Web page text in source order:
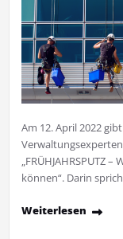
Am 12. April 2022
„FRÜHJAHRSPUTZ
können“. Darin
Weiterlesen